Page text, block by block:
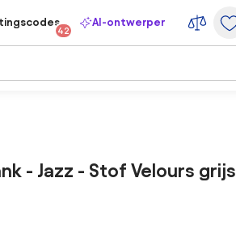
42
AI-ontwerper
- Jazz - Stof Velours grijs